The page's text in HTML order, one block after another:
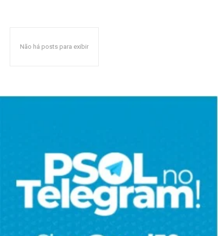
Não há posts para exibir